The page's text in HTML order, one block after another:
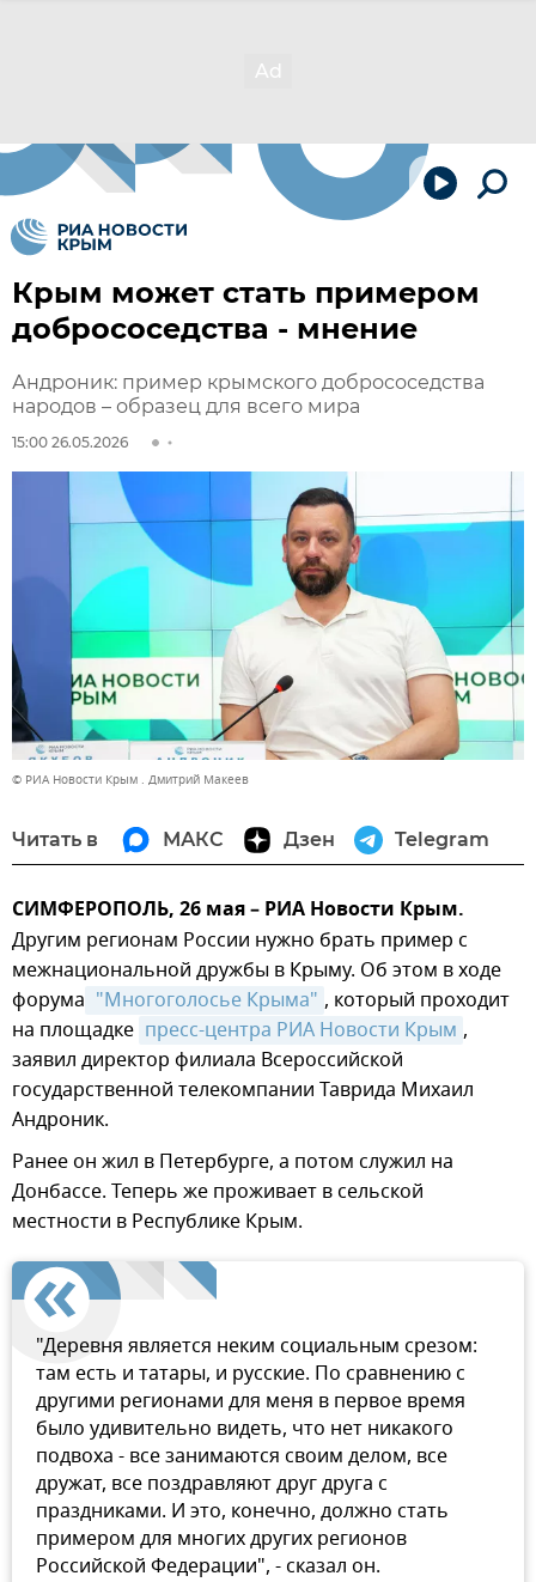
Крым может стать примером
добрососедства - мнение
Андроник: пример крымского добрососедства
народов – образец для всего мира
15:00 26.05.2026
© РИА Новости Крым . Дмитрий Макеев
Читать в МАКС Дзен Telegram
СИМФЕРОПОЛЬ, 26 мая – РИА Новости Крым.
Другим регионам России нужно брать пример с
межнациональной дружбы в Крыму. Об этом в ходе
форума "Многоголосье Крыма" , который проходит
на площадке пресс-центра РИА Новости Крым ,
заявил директор филиала Всероссийской
государственной телекомпании Таврида Михаил
Андроник.
Ранее он жил в Петербурге, а потом служил на
Донбассе. Теперь же проживает в сельской
местности в Республике Крым.
"Деревня является неким социальным срезом:
там есть и татары, и русские. По сравнению с
другими регионами для меня в первое время
было удивительно видеть, что нет никакого
подвоха - все занимаются своим делом, все
дружат, все поздравляют друг друга с
праздниками. И это, конечно, должно стать
примером для многих других регионов
Российской Федерации", - сказал он.